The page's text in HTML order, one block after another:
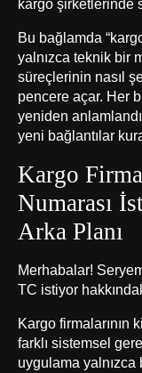
kargo şirketlerinde
Bu bağlamda
yalnızca teknik bir
süreçlerinin nasıl
pencere açar. Her
yeniden
yeni bağlantılar
Kargo
Numarası
Arka Planı
Merhabalar!
TC istiyor
Kargo firmalarının
farklı sistemsel
uygulama